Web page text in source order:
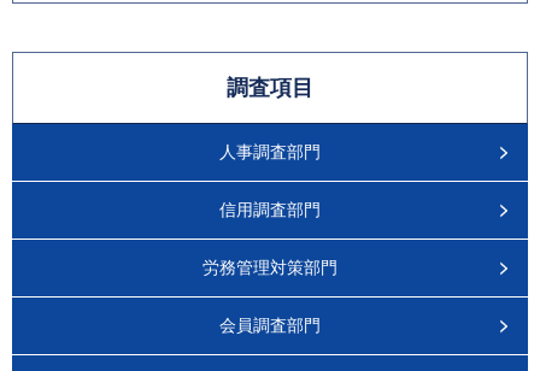
調査項目
人事調査部門
信用調査部門
労務管理対策部門
会員調査部門